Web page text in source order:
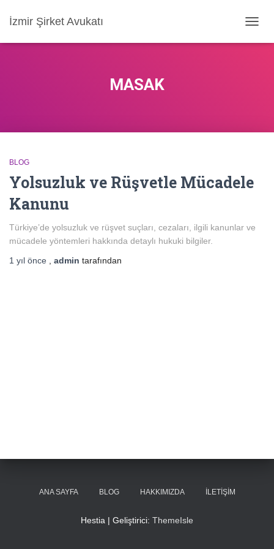
İzmir Şirket Avukatı
AÇ/
MASAK
BLOG
Yolsuzluk ve Rüşvetle Mücadele
Kanunu
Türkiye’de yolsuzluk ve rüşvet suçları, cezaları, ilgili kanunlar ve
mücadele yöntemleri hakkında detaylı hukuki bilgiler.
1 yıl önce admin tarafından
ANA SAYFA BLOG HAKKIMIZDA İLETIŞIM
Hestia | Geliştirici: ThemeIsle